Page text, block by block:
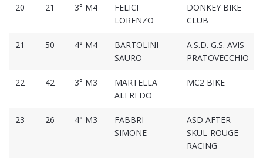
20 21 3° M4
FELICI
LORENZO
DONKEY BIKE
CLUB
21 50 4° M4
BARTOLINI
SAURO
A.S.D. G.S. AVIS
PRATOVECCHIO
22 42 3° M3
MARTELLA
ALFREDO
MC2 BIKE
23 26 4° M3
FABBRI
SIMONE
ASD AFTER
SKUL-ROUGE
RACING